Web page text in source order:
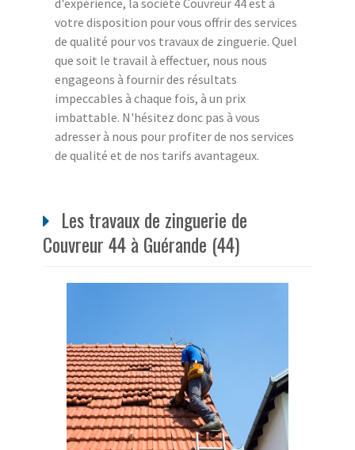
d'expérience, la société Couvreur 44 est à
votre disposition pour vous offrir des services
de qualité pour vos travaux de zinguerie. Quel
que soit le travail à effectuer, nous nous
engageons à fournir des résultats
impeccables à chaque fois, à un prix
imbattable. N'hésitez donc pas à vous
adresser à nous pour profiter de nos services
de qualité et de nos tarifs avantageux.
Les travaux de zinguerie de
Couvreur 44 à Guérande (44)